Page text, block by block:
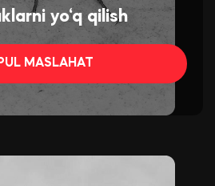
yo‘q qilish
MASLAHAT